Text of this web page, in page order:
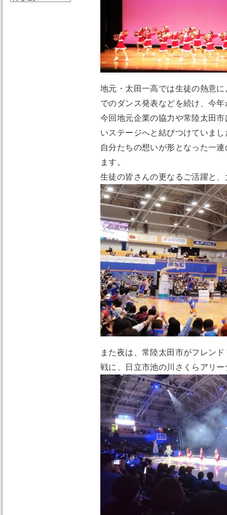
地元・太田一高では生徒の熱意
でのダンス発表などを続け、今
今回地元企業の協力や常陸太田
いステージへと結びつけていまし
自分たちの想いが形となった一
ます。
生徒の皆さんの更なるご活躍と
また夜は、常陸太田市がフレン
戦に、日立市池の川さくらアリ